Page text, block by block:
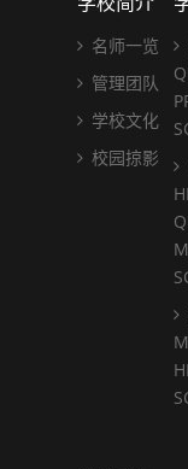
名师一览
管理团队
学校文化
校园掠影